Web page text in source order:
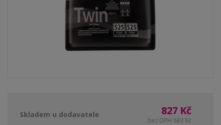
Skladem u dodavatele 827 Kč
bez DPH 683 Kč